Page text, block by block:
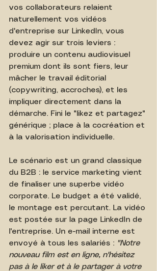
vos collaborateurs relaient
naturellement vos vidéos
d'entreprise sur LinkedIn, vous
devez agir sur trois leviers :
produire un contenu audiovisuel
premium dont ils sont fiers, leur
mâcher le travail éditorial
(copywriting, accroches), et les
impliquer directement dans la
démarche. Fini le "likez et partagez"
générique ; place à la cocréation et
à la valorisation individuelle.
Le scénario est un grand classique
du B2B : le service marketing vient
de finaliser une superbe vidéo
corporate. Le budget a été validé,
le montage est percutant. La vidéo
est postée sur la page LinkedIn de
l'entreprise. Un e-mail interne est
envoyé à tous les salariés : "Notre
nouveau film est en ligne, n'hésitez
pas à le liker et à le partager à votre